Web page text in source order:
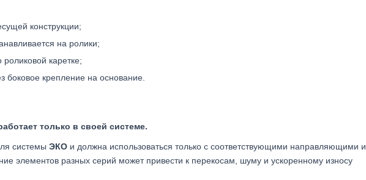
конструкции;
на ролики;
каретке;
боковое крепление на основание.
только в своей системе.
системы ЭКО и должна использоваться только с соответствующими направляющими и
элементов разных серий может привести к перекосам, шуму и ускоренному износу